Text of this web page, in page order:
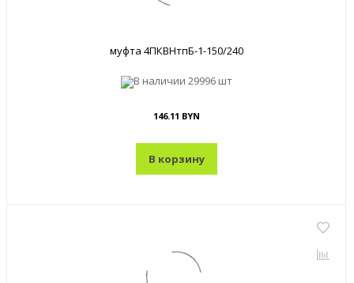
муфта 4ПКВНтпБ-1-150/240
В наличии 29996 шт
146.11 BYN
В корзину